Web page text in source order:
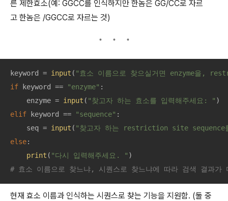
른 제한효소(예: GGCC를 인식하지만 한놈은 GG/CC로 자르
고 한놈은 /GGCC로 자르는 것)
keyword = input ( "효소 이름으로 찾으실거면 enzyme을,
if keyword == "enzyme" :
    enzyme =
input ( "찾고자 하는 효소를 입력해주세요: "
elif keyword == "sequence" :
    seq =
input ( "찾고자 하는 restriction site sequence
else:
print ( "다시 입력해주세요. "
# 효소 이름으로 찾느냐, 시퀀스로 찾느냐에 따라 검색 결과가
현재 효소 이름과 인식하는 시퀀스로 찾는 기능을 지원함. (둘 중